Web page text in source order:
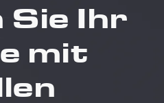
Ihr
mit